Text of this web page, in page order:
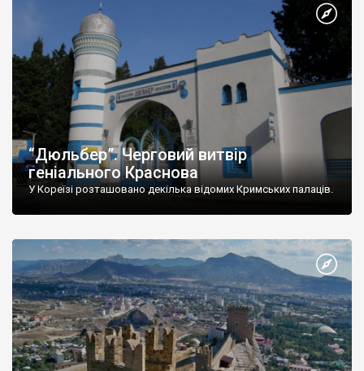
“Дюльбер”. Черговий витвір
геніального Краснова
У Кореїзі розташовано декілька відомих Кримських палаців.